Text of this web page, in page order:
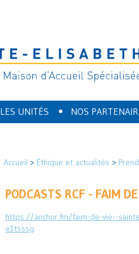
LES UNITÉS • NOS
Accueil > Éthique et actualités >
PODCASTS RCF - FAIM
https://anchor.fm/faim-de-vie--
e1tsssg